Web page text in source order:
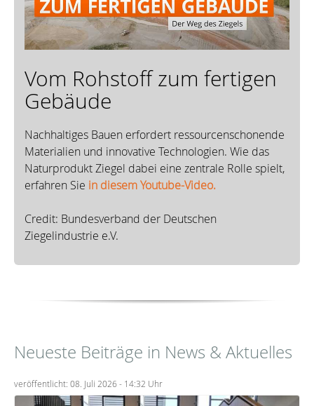
Vom Rohstoff zum fertigen
Gebäude
Nachhaltiges Bauen erfordert ressourcenschonende
Materialien und innovative Technologien. Wie das
Naturprodukt Ziegel dabei eine zentrale Rolle spielt,
erfahren Sie in diesem Youtube-Video.
Credit: Bundesverband der Deutschen
Ziegelindustrie e.V.
Neueste Beiträge in News & Aktuelles
veröffentlicht: 08. Juli 2026 - 14:32 Uhr